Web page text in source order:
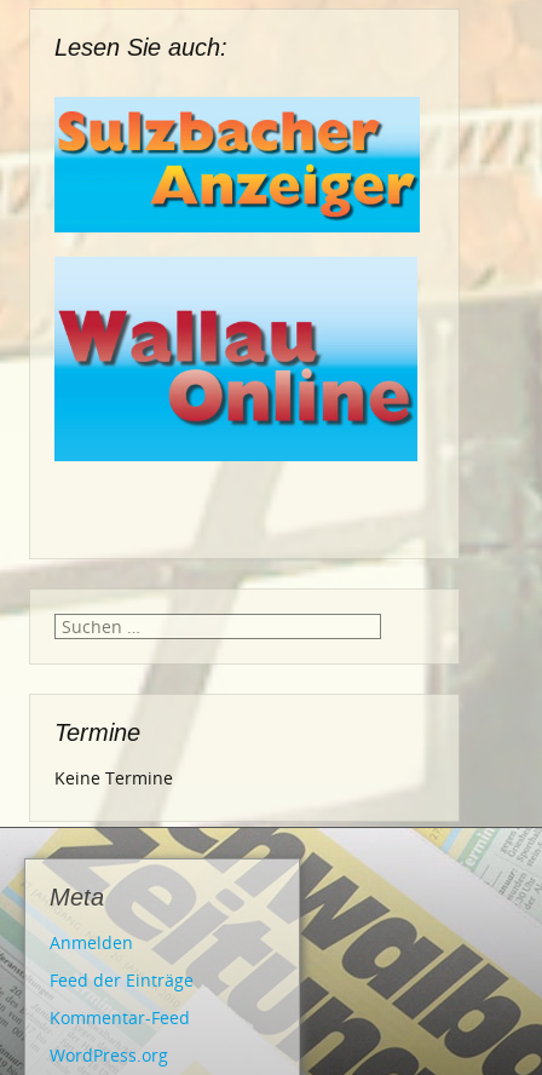
Lesen Sie auch:
Suche
Termine
Keine Termine
Meta
Anmelden
Feed der Einträge
Kommentar-Feed
WordPress.org